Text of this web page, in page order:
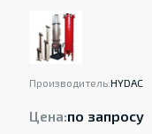
Производитель:HYDAC
Цена:по запросу